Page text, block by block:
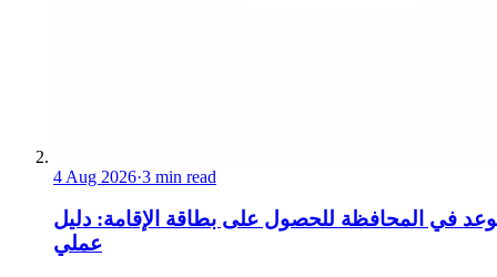
4 Aug 2026·3 min read
في المحافظة للحصول على بطاقة الإقامة: دليل
عملي